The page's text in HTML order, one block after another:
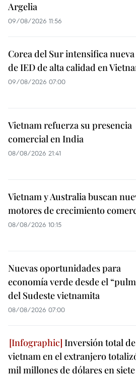
Argelia
09/08/2026 11:56
Corea del Sur intensifica
de IED de alta calidad en
09/08/2026 07:00
Vietnam refuerza su presencia
comercial en India
08/08/2026 21:41
Vietnam y Australia buscan
motores de crecimiento
08/08/2026 10:15
Nuevas oportunidades para
economía verde desde el
del Sudeste vietnamita
08/08/2026 07:00
Inversión total de
vietnam en el extranjero
mil millones de dólares en siete